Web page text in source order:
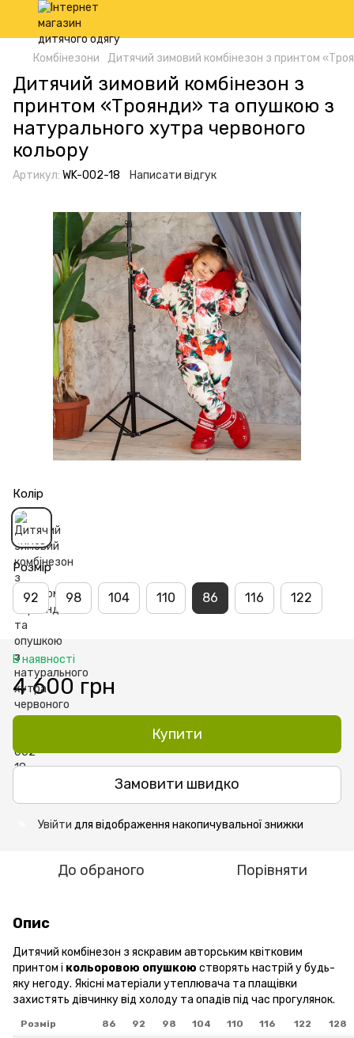
Комбінезони Дитячий зимовий комбінезон з принтом
Дитячий зимовий комбінезон з
принтом «Троянди» та опушкою з
натурального хутра червоного
кольору
Артикул: WK-002-18 Написати відгук
Колір
Розмір
92 98 104 110 86 116 122
В наявності
4 600 грн
Купити
Замовити швидко
Увійти для відображення накопичувальної знижки
До обраного Порівняти
Опис
Дитячий комбінезон з яскравим авторським квітковим
принтом і кольоровою опушкою створять настрій у будь-
яку негоду. Якісні матеріали утеплювача та плащівки
захистять дівчинку від холоду та опадів під час прогулянок.
Розмір 86 92 98 104 110 116 122 128